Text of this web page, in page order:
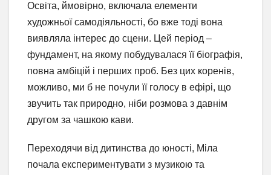
Освіта, ймовірно, включала елементи
художньої самодіяльності, бо вже тоді вона
виявляла інтерес до сцени. Цей період –
фундамент, на якому побудувалася її біографія,
повна амбіцій і перших проб. Без цих коренів,
можливо, ми б не почули її голосу в ефірі, що
звучить так природно, ніби розмова з давнім
другом за чашкою кави.
Переходячи від дитинства до юності, Міла
почала експериментувати з музикою та